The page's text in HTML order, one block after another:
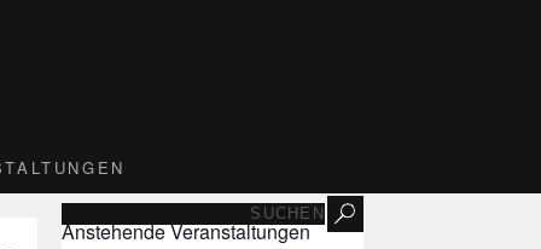
Anstehende Veranstaltungen